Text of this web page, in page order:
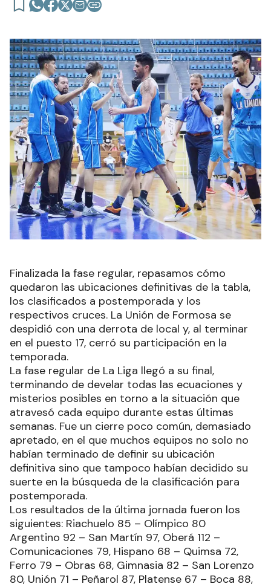
Finalizada la fase regular, repasamos cómo
quedaron las ubicaciones definitivas de la tabla,
los clasificados a postemporada y los
respectivos cruces. La Unión de Formosa se
despidió con una derrota de local y, al terminar
en el puesto 17, cerró su participación en la
temporada.
La fase regular de La Liga llegó a su final,
terminando de develar todas las ecuaciones y
misterios posibles en torno a la situación que
atravesó cada equipo durante estas últimas
semanas. Fue un cierre poco común, demasiado
apretado, en el que muchos equipos no solo no
habían terminado de definir su ubicación
definitiva sino que tampoco habían decidido su
suerte en la búsqueda de la clasificación para
postemporada.
Los resultados de la última jornada fueron los
siguientes: Riachuelo 85 – Olímpico 80
Argentino 92 – San Martín 97, Oberá 112 –
Comunicaciones 79, Hispano 68 – Quimsa 72,
Ferro 79 – Obras 68, Gimnasia 82 – San Lorenzo
80, Unión 71 – Peñarol 87, Platense 67 – Boca 88,